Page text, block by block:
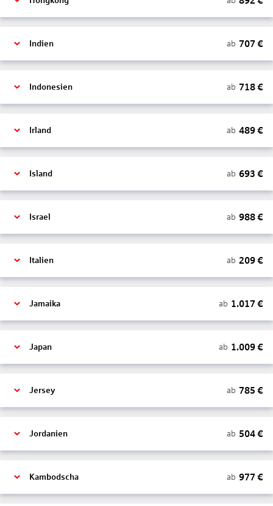
Indien ab 707 €
Indonesien ab 718€
Irland ab 489€
Island ab 693 €
Israel ab 988€
Italien ab 209€
Jamaika ab 1.017 €
Japan ab 1.009€
Jersey ab 785 €
Jordanien ab 504€
Kambodscha ab 977 €